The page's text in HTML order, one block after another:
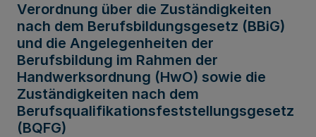
Verordnung über die Zuständigkeiten
nach dem Berufsbildungsgesetz (BBiG)
und die Angelegenheiten der
Berufsbildung im Rahmen der
Handwerksordnung (HwO) sowie die
Zuständigkeiten nach dem
Berufsqualifikationsfeststellungsgesetz
(BQFG)